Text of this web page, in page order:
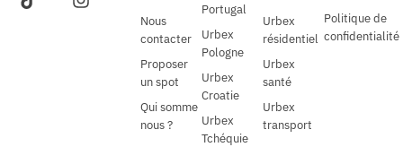
Nous
contacter
Proposer
un spot
Qui somme
nous ?
Portugal
Urbex
Pologne
Urbex
Croatie
Urbex
Tchéquie
Urbex
résidentiel
Urbex
santé
Urbex
transport
Politique de
confidentialité